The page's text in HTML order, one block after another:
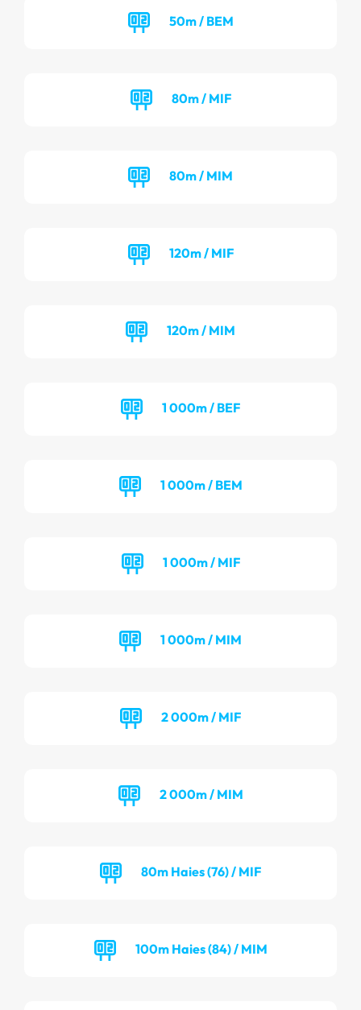
50m / BEM
80m / MIF
80m / MIM
120m / MIF
120m / MIM
1 000m / BEF
1 000m / BEM
1 000m / MIF
1 000m / MIM
2 000m / MIF
2 000m / MIM
80m Haies (76) / MIF
100m Haies (84) / MIM